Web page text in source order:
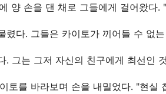
양 손을 댄 채로 그들에게 걸어왔다.
다. 그들은 카이토가 끼어들 수 없
그는 그저 자신의 친구에게 최선인
토를 바라보며 손을 내밀었다. "현실